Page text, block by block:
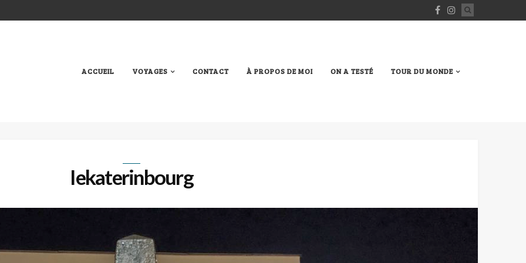
ACCUEIL VOYAGES CONTACT À PROPOS DE MOI ON A TESTÉ TOUR DU MONDE
Iekaterinbourg